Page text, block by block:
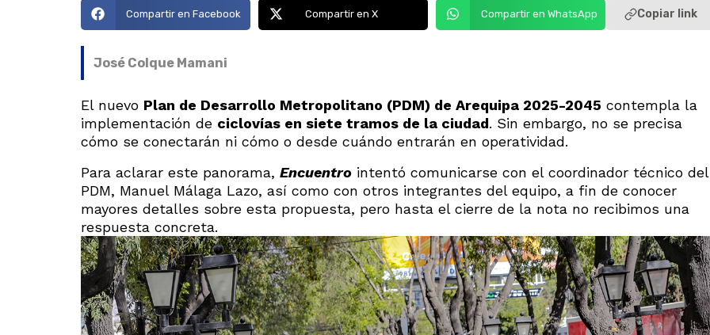
Compartir en Facebook Compartir en X Compartir en WhatsApp Copiar link
José Colque Mamani
El nuevo Plan de Desarrollo Metropolitano (PDM) de Arequipa 2025-2045 contempla la
implementación de ciclovías en siete tramos de la ciudad. Sin embargo, no se precisa
cómo se conectarán ni cómo o desde cuándo entrarán en operatividad.
Para aclarar este panorama, Encuentro intentó comunicarse con el coordinador técnico del
PDM, Manuel Málaga Lazo, así como con otros integrantes del equipo, a fin de conocer
mayores detalles sobre esta propuesta, pero hasta el cierre de la nota no recibimos una
respuesta concreta.